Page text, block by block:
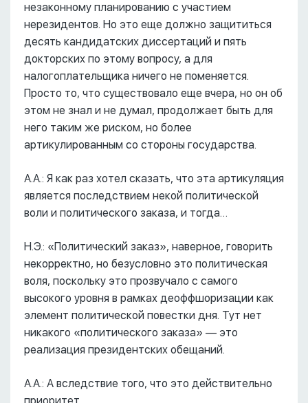
незаконному планированию с участием
нерезидентов. Но это еще должно защититься
десять кандидатских диссертаций и пять
докторских по этому вопросу, а для
налогоплательщика ничего не поменяется.
Просто то, что существовало еще вчера, но он об
этом не знал и не думал, продолжает быть для
него таким же риском, но более
артикулированным со стороны государства.
А.А.: Я как раз хотел сказать, что эта артикуляция
является последствием некой политической
воли и политического заказа, и тогда…
Н.Э.: «Политический заказ», наверное, говорить
некорректно, но безусловно это политическая
воля, поскольку это прозвучало с самого
высокого уровня в рамках деоффшоризации как
элемент политической повестки дня. Тут нет
никакого «политического заказа» –– это
реализация президентских обещаний.
А.А.: А вследствие того, что это действительно